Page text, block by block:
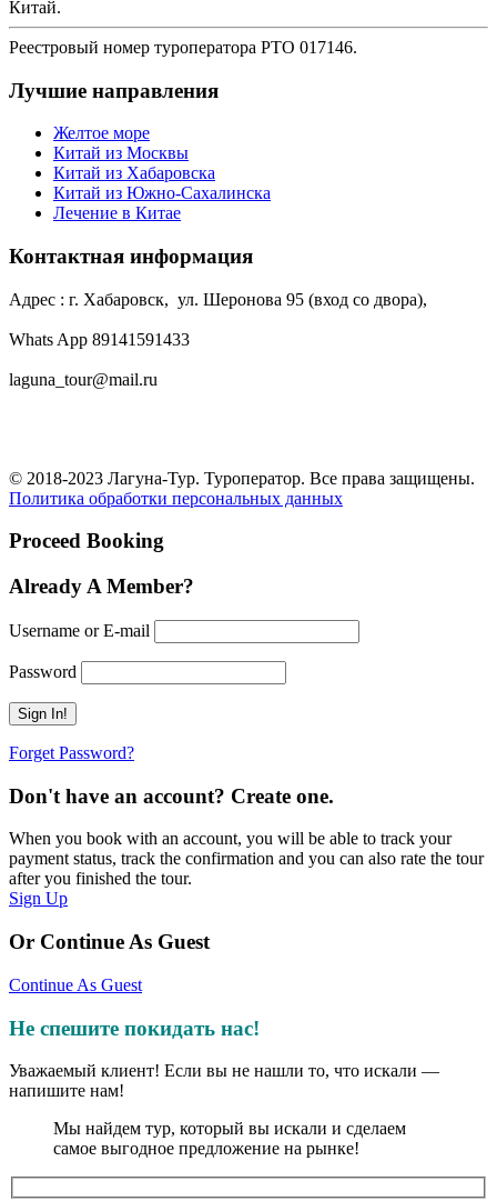
Китай.
Реестровый номер туроператора РТО 017146.
Лучшие направления
Желтое море
Китай из Москвы
Китай из Хабаровска
Китай из Южно-Сахалинска
Лечение в Китае
Контактная информация
Адрес : г. Хабаровск, ул. Шеронова 95 (вход со двора),
Whats App 89141591433
laguna_tour@mail.ru
© 2018-2023 Лагуна-Тур. Туроператор. Все права защищены.
Политика обработки персональных данных
Proceed Booking
Already A Member?
Username or E-mail
Password
Forget Password?
Don't have an account? Create one.
When you book with an account, you will be able to track your
payment status, track the confirmation and you can also rate the tour
after you finished the tour.
Sign Up
Or Continue As Guest
Continue As Guest
Не спешите покидать нас!
Уважаемый клиент! Если вы не нашли то, что искали —
напишите нам!
Мы найдем тур, который вы искали и сделаем
самое выгодное предложение на рынке!